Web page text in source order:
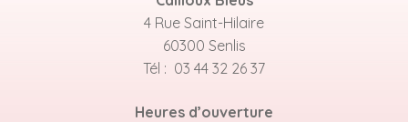
4 Rue Saint-Hilaire
60300 Senlis
Tél : 03 44 32 26 37
Heures d’ouverture